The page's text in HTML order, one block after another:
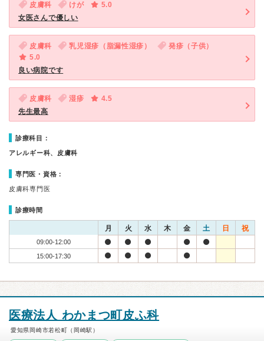
皮膚科 けが
5.0
女医さんで優しい
皮膚科 乳児湿疹（脂漏性湿疹）
発疹（子供）
5.0
良い病院です
皮膚科 湿疹
4.5
先生最高
診療科目：
アレルギー科、皮膚科
専門医・資格：
皮膚科専門医
診療時間
月 火 水 木 金 土 日 祝
09:00-12:00
15:00-17:30
医療法人 わかまつ町皮ふ科
愛知県岡崎市若松町（岡崎駅）